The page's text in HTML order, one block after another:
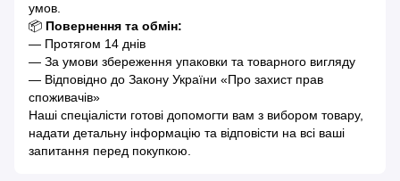
умов.
📦 Повернення та обмін:
— Протягом 14 днів
— За умови збереження упаковки та товарного вигляду
— Відповідно до Закону України «Про захист прав
споживачів»
Наші спеціалісти готові допомогти вам з вибором товару,
надати детальну інформацію та відповісти на всі ваші
запитання перед покупкою.